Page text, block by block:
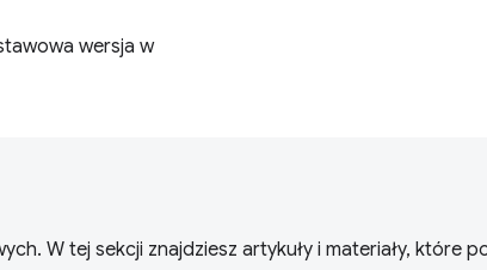
wersja w
W tej sekcji znajdziesz artykuły i materiały, które